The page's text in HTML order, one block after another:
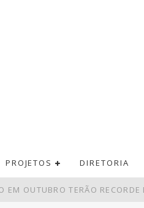
PROJETOS DIRETORIA
EM OUTUBRO TERÃO